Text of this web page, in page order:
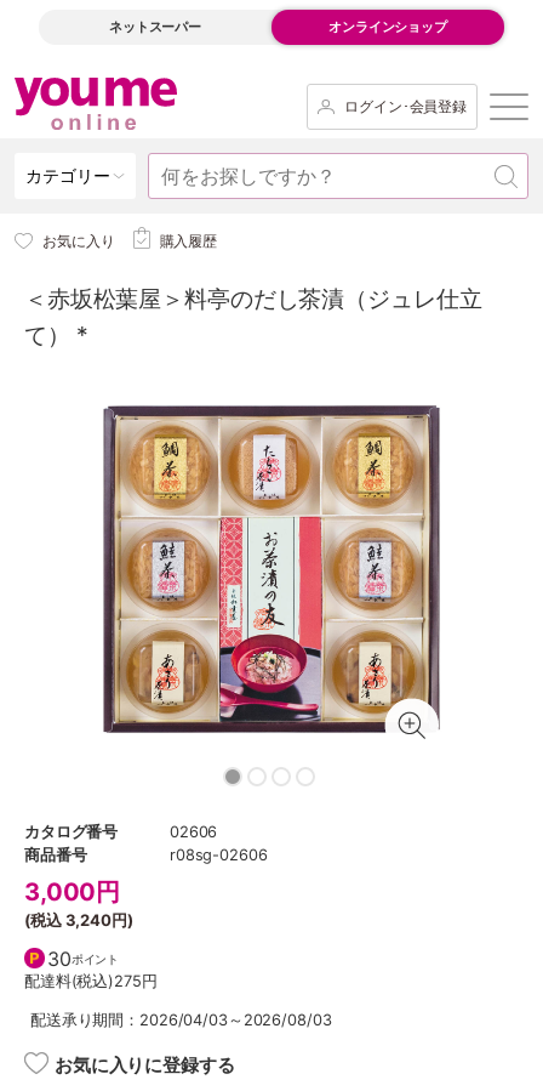
ネットスーパー オンラインショップ
ログイン･会員登録
カテゴリー
お気に入り 購入履歴
＜赤坂松葉屋＞料亭のだし茶漬（ジュレ仕立
て） *
カタログ番号
02606
商品番号
r08sg-02606
3,000 円
(税込3,240円)
30ポイント
配達料(税込)275円
配送承り期間：2026/04/03～2026/08/03
お気に入りに登録する